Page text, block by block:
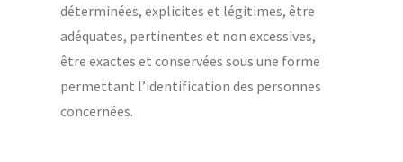
déterminées, explicites et légitimes, être
adéquates, pertinentes et non excessives,
être exactes et conservées sous une forme
permettant l’identification des personnes
concernées.